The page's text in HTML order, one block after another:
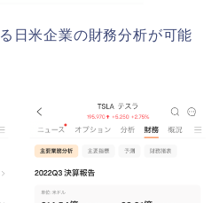
日米企業の財務分析が可能